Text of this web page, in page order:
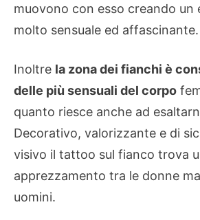
muovono con esso creando
molto sensuale ed affascinante.
Inoltre la zona dei fianchi è
delle più sensuali del corpo
quanto riesce anche ad
Decorativo, valorizzante e di
visivo il tattoo sul fianco trova
apprezzamento tra le donne
uomini.